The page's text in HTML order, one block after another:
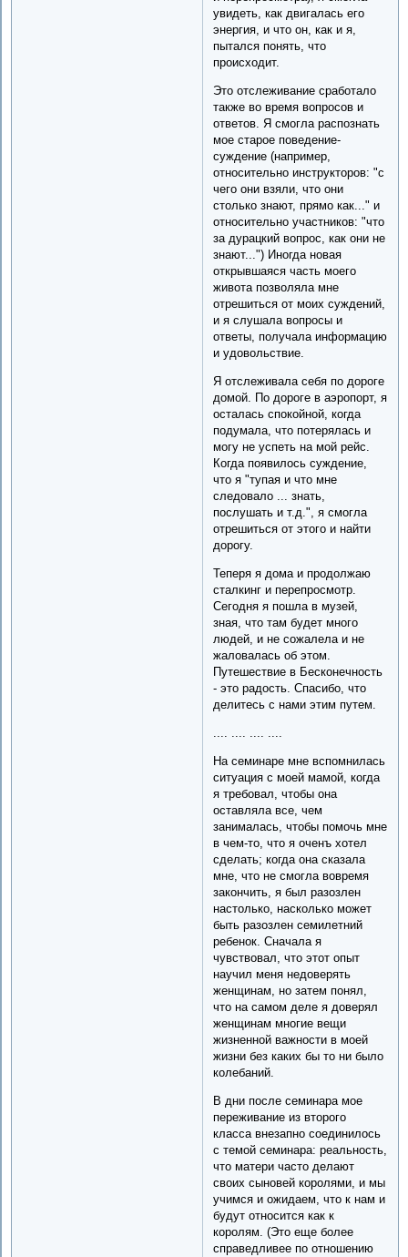
увидеть, как двигалась его
энергия, и что он, как и я,
пытался понять, что
происходит.
Это отслеживание сработало
также во время вопросов и
ответов. Я смогла распознать
мое старое поведение-
суждение (например,
относительно инструкторов: "с
чего они взяли, что они
столько знают, прямо как..." и
относительно участников: "что
за дурацкий вопрос, как они не
знают...") Иногда новая
открывшаяся часть моего
живота позволяла мне
отрешиться от моих суждений,
и я слушала вопросы и
ответы, получала информацию
и удовольствие.
Я отслеживала себя по дороге
домой. По дороге в аэропорт, я
осталась спокойной, когда
подумала, что потерялась и
могу не успеть на мой рейс.
Когда появилось суждение,
что я "тупая и что мне
следовало ... знать,
послушать и т.д.", я смогла
отрешиться от этого и найти
дорогу.
Теперя я дома и продолжаю
сталкинг и перепросмотр.
Сегодня я пошла в музей,
зная, что там будет много
людей, и не сожалела и не
жаловалась об этом.
Путешествие в Бесконечность
- это радость. Спасибо, что
делитесь с нами этим путем.
.... .... .... ....
На семинаре мне вспомнилась
ситуация с моей мамой, когда
я требовал, чтобы она
оставляла все, чем
занималась, чтобы помочь мне
в чем-то, что я оченъ хотел
сделать; когда она сказала
мне, что не смогла вовремя
закончить, я был разозлен
настолько, насколько может
быть разозлен семилетний
ребенок. Сначала я
чувствовал, что этот опыт
научил меня недоверять
женщинам, но затем понял,
что на самом деле я доверял
женщинам многие вещи
жизненной важности в моей
жизни без каких бы то ни было
колебаний.
В дни после семинара мое
переживание из второго
класса внезапно соединилось
с темой семинара: реальность,
что матери часто делают
своих сыновей королями, и мы
учимся и ожидаем, что к нам и
будут относится как к
королям. (Это еще более
справедливее по отношению